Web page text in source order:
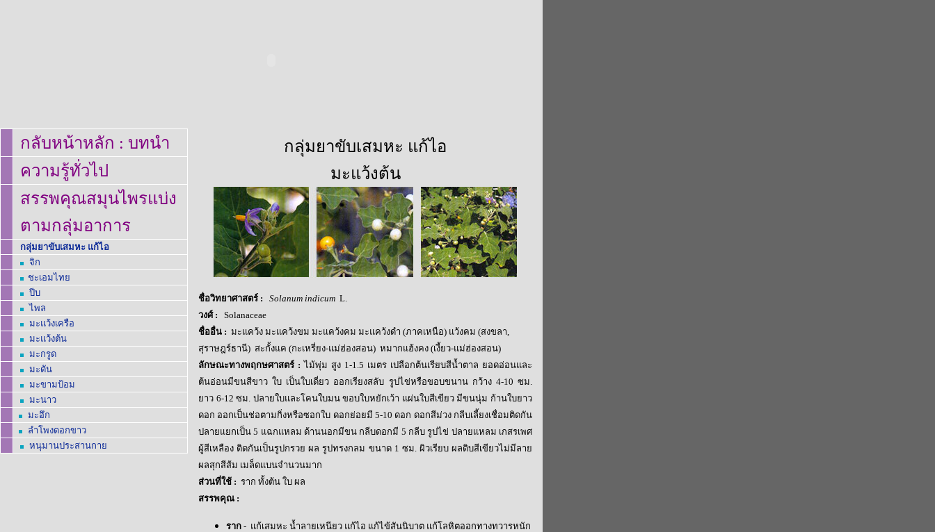
กลับหน้าหลัก : บทนำ
ความรู้ทั่วไป
สรรพคุณสมุนไพรแบ่ง
ตามกลุ่มอาการ
กลุ่มยาขับเสมหะ แก้ไอ
จิก
ชะเอมไทย
ปีบ
ไพล
มะแว้งเครือ
มะแว้งต้น
มะกรูด
มะดัน
มะขามป้อม
มะนาว
มะอึก
ลำโพงดอกขาว
หนุมานประสานกาย
กลุ่มยาขับเสมหะ แก้ไอ
มะแว้งต้น
ชื่อวิทยาศาสตร์ : Solanum indicum L.
วงศ์ :
Solanaceae
ชื่ออื่น : มะแคว้ง มะแคว้งขม มะแคว้งคม มะแคว้งดำ (ภาคเหนือ) แว้งคม (สงขลา,
สุราษฎร์ธานี) สะกั้งแค (กะเหรี่ยง-แม่ฮ่องสอน) หมากแฮ้งคง (เงี้ยว-แม่ฮ่องสอน)
ลักษณะทางพฤกษศาสตร์ : ไม้พุ่ม สูง 1-1.5 เมตร เปลือกต้นเรียบสีน้ำตาล ยอดอ่อนและ
ต้นอ่อนมีขนสีขาว ใบ เป็นใบเดี่ยว ออกเรียงสลับ รูปไข่หรือขอบขนาน กว้าง 4-10 ซม.
ยาว 6-12 ซม. ปลายใบและโคนใบมน ขอบใบหยักเว้า แผ่นใบสีเขียว มีขนนุ่ม ก้านใบยาว
ดอก ออกเป็นช่อตามกิ่งหรือซอกใบ ดอกย่อยมี 5-10 ดอก ดอกสีม่วง กลีบเลี้ยงเชื่อมติดกัน
ปลายแยกเป็น 5 แฉกแหลม ด้านนอกมีขน กลีบดอกมี 5 กลีบ รูปไข่ ปลายแหลม เกสรเพศ
ผู้สีเหลือง ติดกันเป็นรูปกรวย ผล รูปทรงกลม ขนาด 1 ซม. ผิวเรียบ ผลดิบสีเขียวไม่มีลาย
ผลสุกสีส้ม เมล็ดแบนจำนวนมาก
ส่วนที่ใช้ : ราก ทั้งต้น ใบ ผล
สรรพคุณ :
ราก - แก้เสมหะ น้ำลายเหนียว แก้ไอ แก้ไข้สันนิบาต แก้โลหิตออกทางทวารหนัก